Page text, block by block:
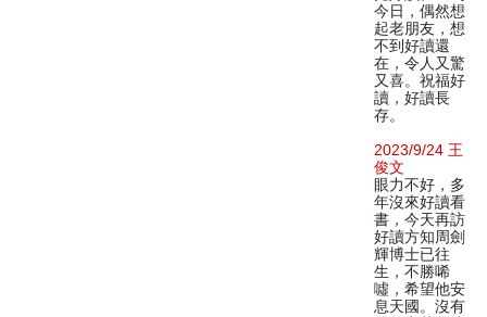
今日，偶然想
起老朋友，想
不到好讀還
在，令人又驚
又喜。祝福好
讀，好讀長
存。
2023/9/24 王
俊文
眼力不好，多
年沒來好讀看
書，今天再訪
好讀方知周劍
輝博士已往
生，不勝唏
噓，希望他安
息天國。沒有